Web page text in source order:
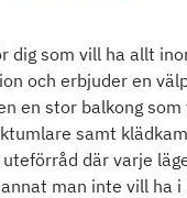
dig som vill ha allt
och erbjuder en
en stor balkong
samt
där varje
man inte vill ha i